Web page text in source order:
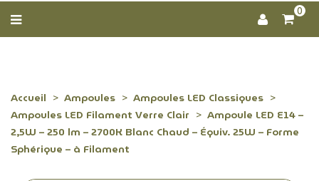
0
Accueil Ampoules
Ampoules LED Classiques
Ampoules LED Filament Verre Clair
Ampoule LED E14 –
2,5W – 250 lm – 2700K Blanc Chaud – Équiv. 25W – Forme
Sphérique – à Filament